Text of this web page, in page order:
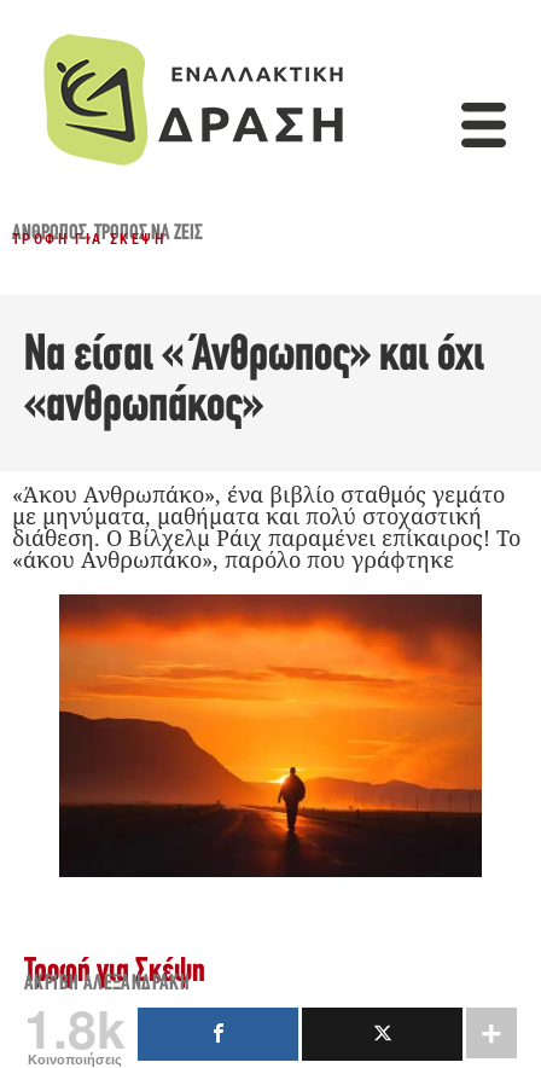
ΆΝΘΡΩΠΟΣ,ΤΡΌΠΟΣ ΝΑ ΖΕΙΣ
ΤΡΟΦΉ ΓΙΑ ΣΚΈΨΗ
Να είσαι «Άνθρωπος» και όχι
«ανθρωπάκος»
«Άκου Ανθρωπάκο», ένα βιβλίο σταθμός γεμάτο
με μηνύματα, μαθήματα και πολύ στοχαστική
διάθεση. Ο Βίλχελμ Ράιχ παραμένει επίκαιρος! Το
«άκου Ανθρωπάκο», παρόλο που γράφτηκε
Τροφή για Σκέψη
ΑΚΡΙΒΉ ΑΛΕΞΑΝΔΡΆΚΗ
1.8k
Κοινοποιήσεις